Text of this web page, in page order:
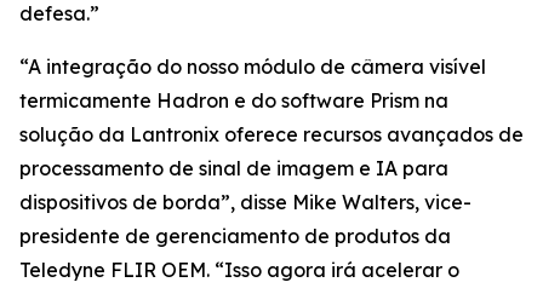
defesa.”
“A integração do nosso módulo de câmera visível
termicamente Hadron e do software Prism na
solução da Lantronix oferece recursos avançados de
processamento de sinal de imagem e IA para
dispositivos de borda”, disse Mike Walters, vice-
presidente de gerenciamento de produtos da
Teledyne FLIR OEM. “Isso agora irá acelerar o